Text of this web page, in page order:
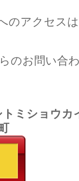
のアクセス
のお問い合
トミショウ